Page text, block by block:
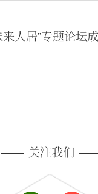
来人居”专题论坛
—— 关注我们